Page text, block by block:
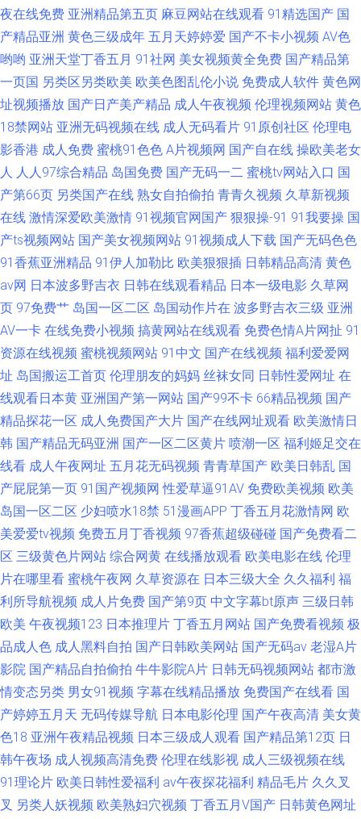
夜在线免费 亚洲精品第五页 麻豆网站在线观看 91精选国产 国
产精品亚洲 黄色三级成年 五月天婷婷爱 国产不卡小视频 AV色
哟哟 亚洲天堂丁香五月 91社网 美女视频黄全免费 国产精品第
一页国 另类区另类欧美 欧美色图乱伦小说 免费成人软件 黄色网
址视频播放 国产日产美产精品 成人午夜视频 伦理视频网站 黄色
18禁网站 亚洲无码视频在线 成人无码看片 91原创社区 伦理电
影香港 成人免费 蜜桃91色色 A片视频网 国产自在线 操欧美老女
人 人人97综合精品 岛国免费 国产无码一二 蜜桃tv网站入口 国
产第66页 另类国产在线 熟女自拍偷拍 青青久视频 久草新视频
在线 激情深爱欧美激情 91视频官网国产 狠狠操-91 91我要操 国
产ts视频网站 国产美女视频网站 91视频成人下载 国产无码色色
91香蕉亚洲精品 91伊人加勒比 欧美狠狠插 日韩精品高清 黄色
av网 日本波多野吉衣 日韩在线观看精品 日本一级电影 久草网
页 97免费艹 岛国一区二区 岛国动作片在 波多野吉衣三级 亚洲
AV一卡 在线免费小视频 搞黄网站在线观看 免费色情A片网扯 91
资源在线视频 蜜桃视频网站 91中文 国产在线视频 福利爱爱网
址 岛国搬运工首页 伦理朋友的妈妈 丝袜女同 日韩性爱网址 在
线观看日本黄 亚洲国产第一网站 国产99不卡 66精品视频 国产
精品探花一区 成人免费国产大片 国产在线网址观看 欧美激情日
韩 国产精品无码亚洲 国产一区二区黄片 喷潮一区 福利姬足交在
线看 成人午夜网址 五月花无码视频 青青草国产 欧美日韩乱 国
产屁屁第一页 91国产视频网 性爱草逼91AV 免费欧美视频 欧美
岛国一区二区 少妇喷水18禁 51漫画APP 丁香五月花激情网 欧
美爱爱tv视频 免费五月丁香视频 97香蕉超级碰碰 国产免费看二
区 三级黄色片网站 综合网黄 在线播放观看 欧美电影在线 伦理
片在哪里看 蜜桃午夜网 久草资源在 日本三级大全 久久福利 福
利所导航视频 成人片免费 国产第9页 中文字幕bt原声 三级日韩
欧美 午夜视频123 日本推理片 丁香五月网站 国产免费看视频 极
品成人色 成人黑料自拍 国产日韩欧美网站 国产无码av 老湿A片
影院 国产精品自拍偷拍 牛牛影院A片 日韩无码视频网站 都市激
情变态另类 男女91视频 字幕在线精品播放 免费国产在线看 国
产婷婷五月天 无码传媒导航 日本电影伦理 国产午夜高清 美女黄
色18 亚洲午夜精品视频 日本三级成人观看 国产精品第12页 日
韩午夜场 成人视频高清免费 伦理在线影视 成人三级视频在线
91理论片 欧美日韩性爱福利 av午夜探花福利 精品毛片 久久叉
叉 另类人妖视频 欧美熟妇穴视频 丁香五月V国产 日韩黄色网址